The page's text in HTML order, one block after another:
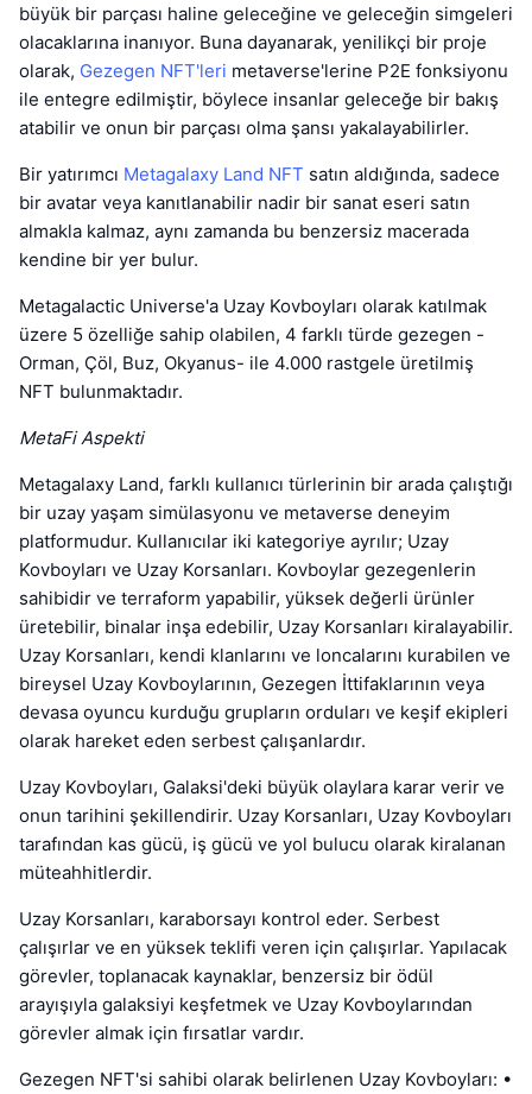
büyük bir parçası haline geleceğine ve geleceğin simgeleri
olacaklarına inanıyor. Buna dayanarak, yenilikçi bir proje
olarak, Gezegen NFT'leri metaverse'lerine P2E fonksiyonu
ile entegre edilmiştir, böylece insanlar geleceğe bir bakış
atabilir ve onun bir parçası olma şansı yakalayabilirler.
Bir yatırımcı Metagalaxy Land NFT satın aldığında, sadece
bir avatar veya kanıtlanabilir nadir bir sanat eseri satın
almakla kalmaz, aynı zamanda bu benzersiz macerada
kendine bir yer bulur.
Metagalactic Universe'a Uzay Kovboyları olarak katılmak
üzere 5 özelliğe sahip olabilen, 4 farklı türde gezegen -
Orman, Çöl, Buz, Okyanus- ile 4.000 rastgele üretilmiş
NFT bulunmaktadır.
MetaFi Aspekti
Metagalaxy Land, farklı kullanıcı türlerinin bir arada çalıştığı
bir uzay yaşam simülasyonu ve metaverse deneyim
platformudur. Kullanıcılar iki kategoriye ayrılır; Uzay
Kovboyları ve Uzay Korsanları. Kovboylar gezegenlerin
sahibidir ve terraform yapabilir, yüksek değerli ürünler
üretebilir, binalar inşa edebilir, Uzay Korsanları kiralayabilir.
Uzay Korsanları, kendi klanlarını ve loncalarını kurabilen ve
bireysel Uzay Kovboylarının, Gezegen İttifaklarının veya
devasa oyuncu kurduğu grupların orduları ve keşif ekipleri
olarak hareket eden serbest çalışanlardır.
Uzay Kovboyları, Galaksi'deki büyük olaylara karar verir ve
onun tarihini şekillendirir. Uzay Korsanları, Uzay Kovboyları
tarafından kas gücü, iş gücü ve yol bulucu olarak kiralanan
müteahhitlerdir.
Uzay Korsanları, karaborsayı kontrol eder. Serbest
çalışırlar ve en yüksek teklifi veren için çalışırlar. Yapılacak
görevler, toplanacak kaynaklar, benzersiz bir ödül
arayışıyla galaksiyi keşfetmek ve Uzay Kovboylarından
görevler almak için fırsatlar vardır.
Gezegen NFT'si sahibi olarak belirlenen Uzay Kovboyları: •